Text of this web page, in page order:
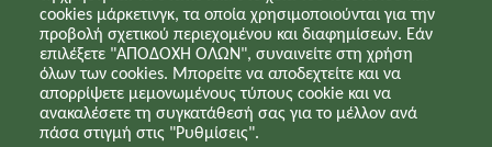
cookies μάρκετινγκ, τα οποία χρησιμοποιούνται για την
προβολή σχετικού περιεχομένου και διαφημίσεων. Εάν
επιλέξετε "ΑΠΟΔΟΧΗ ΟΛΩΝ", συναινείτε στη χρήση
όλων των cookies. Μπορείτε να αποδεχτείτε και να
απορρίψετε μεμονωμένους τύπους cookie και να
ανακαλέσετε τη συγκατάθεσή σας για το μέλλον ανά
πάσα στιγμή στις "Ρυθμίσεις".
SUBSCRIBE TO NEWSLETTER
Join our newsletter to receive updates for company's
news.